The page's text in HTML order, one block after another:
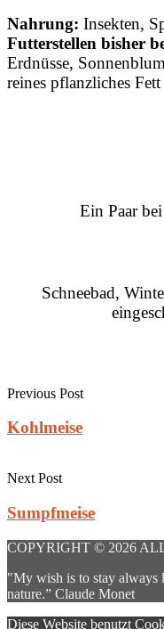
Nahrung: Insekten,
Futterstellen bisher
Erdnüsse,
reines pflanzliches Fett
Ein Paar
Schneebad,
Previous Post
Kohlmeise
Next Post
Sumpfmeise
COPYRIGHT © 2026
"My wish is to stay
nature.” Claude Monet
Diese Website benutzt